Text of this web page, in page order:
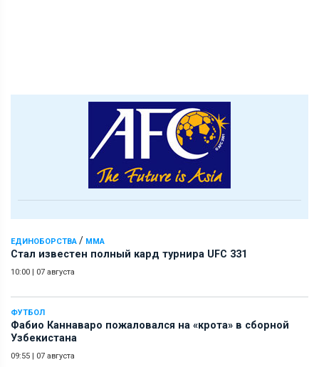
ЕДИНОБОРСТВА / ММА
Стал известен полный кард турнира UFC 331
10:00 | 07 августа
ФУТБОЛ
Фабио Каннаваро пожаловался на «крота» в сборной
Узбекистана
09:55 | 07 августа